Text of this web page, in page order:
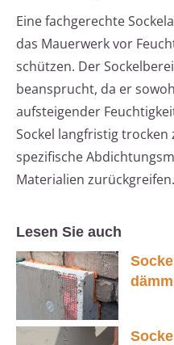
Eine fachgerechte
das Mauerwerk vor
schützen. Der
beansprucht, da er
aufsteigender
Sockel langfristig trocken
spezifische
Materialien zurückgreifen.
Lesen Sie auch